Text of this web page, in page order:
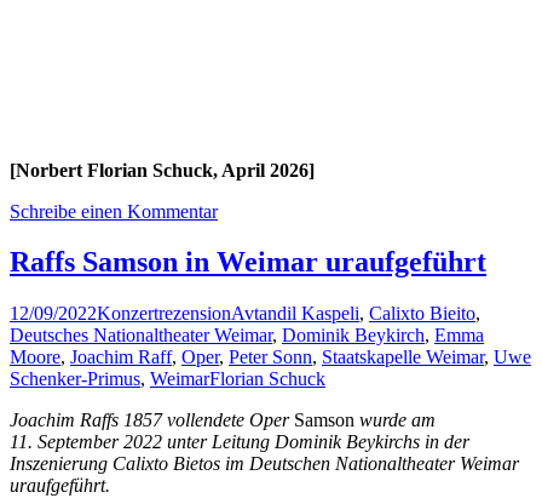
[Norbert Florian Schuck, April 2026]
Schreibe einen Kommentar
Raffs Samson in Weimar uraufgeführt
12/09/2022KonzertrezensionAvtandil Kaspeli, Calixto Bieito,
Deutsches Nationaltheater Weimar, Dominik Beykirch, Emma
Moore, Joachim Raff, Oper, Peter Sonn, Staatskapelle Weimar, Uwe
Schenker-Primus, WeimarFlorian Schuck
Joachim Raffs 1857 vollendete Oper Samson wurde am
11. September 2022 unter Leitung Dominik Beykirchs in der
Inszenierung Calixto Bietos im Deutschen Nationaltheater Weimar
uraufgeführt.